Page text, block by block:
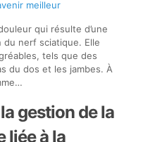
meilleur
qui résulte d’une
du nerf sciatique. Elle
tels que des
du dos et les jambes. À
gestion de la
liée à la